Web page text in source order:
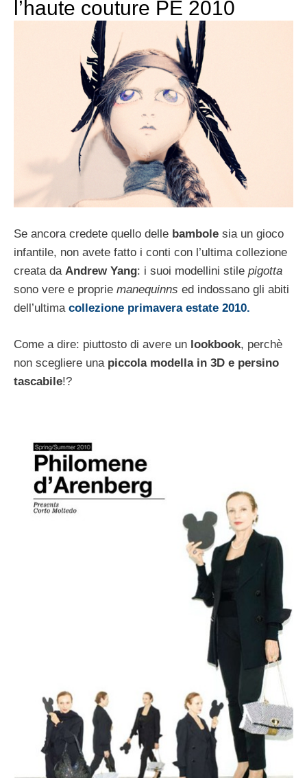
l’haute couture PE 2010
Se ancora credete quello delle bambole sia un gioco
infantile, non avete fatto i conti con l’ultima collezione
creata da Andrew Yang: i suoi modellini stile pigotta
sono vere e proprie manequinns ed indossano gli abiti
dell’ultima collezione primavera estate 2010.
Come a dire: piuttosto di avere un lookbook, perchè
non scegliere una piccola modella in 3D e persino
tascabile!?